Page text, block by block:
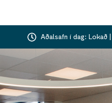
Aðalsafn í dag: Lokað